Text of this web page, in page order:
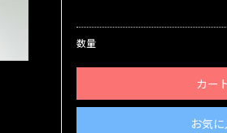
数量
カー
お気